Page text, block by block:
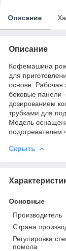
Описание
Описание
Кофемашина
для
основе. Рабочая
боковые панели
дозированием
трубками для
Модель
подогревателем
Скрыть
Основные
Производитель
Страна
Регулировка
помола